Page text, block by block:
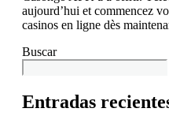
aujourd’hui et commencez
casinos en ligne dès
Buscar
Entradas